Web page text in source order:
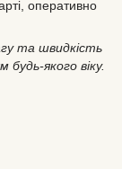
оперативно
та швидкість
будь-якого віку.